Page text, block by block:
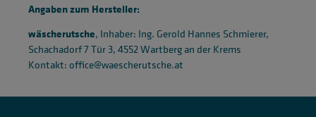
Angaben zum Hersteller:
wäscherutsche, Inhaber: Ing. Gerold Hannes Schmierer,
Schachadorf 7 Tür 3, 4552 Wartberg an der Krems
Kontakt: office@waescherutsche.at